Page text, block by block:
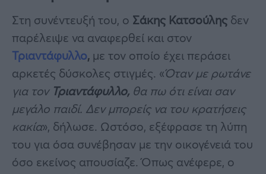
Στη συνέντευξή του, ο Σάκης Κατσούλης δεν
παρέλειψε να αναφερθεί και στον
Τριαντάφυλλο, με τον οποίο έχει περάσει
αρκετές δύσκολες στιγμές. «Όταν με ρωτάνε
για τον Τριαντάφυλλο, θα πω ότι είναι σαν
μεγάλο παιδί. Δεν μπορείς να του κρατήσεις
κακία», δήλωσε. Ωστόσο, εξέφρασε τη λύπη
του για όσα συνέβησαν με την οικογένειά του
όσο εκείνος απουσίαζε. Όπως ανέφερε, ο